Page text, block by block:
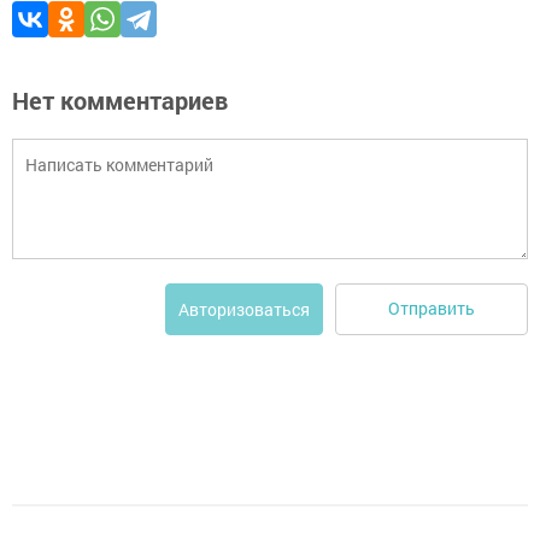
Нет комментариев
Авторизоваться Отправить